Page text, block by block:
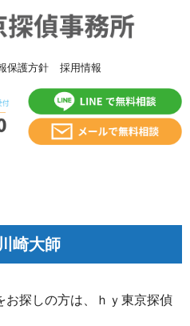
保護方針 採用情報
崎大師
探しの方は、ｈｙ東京探偵